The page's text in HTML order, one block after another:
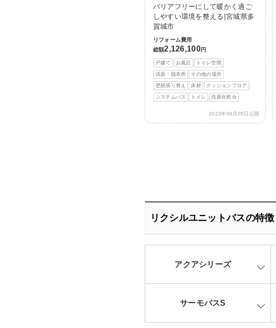
バリアフリーにして暖かく過ご
しやすい環境を整える|宮城県多
賀城市
リフォーム費用
総額2,126,100円
戸建て お風呂 トイレ空間
洗面・脱衣所 その他の場所
壁紙張り替え 床材 クッションフロア
システムバス トイレ 洗面化粧台
2023年09月05日公開
リクシルユニットバスの特徴
アクアシリーズ
サーモバスS